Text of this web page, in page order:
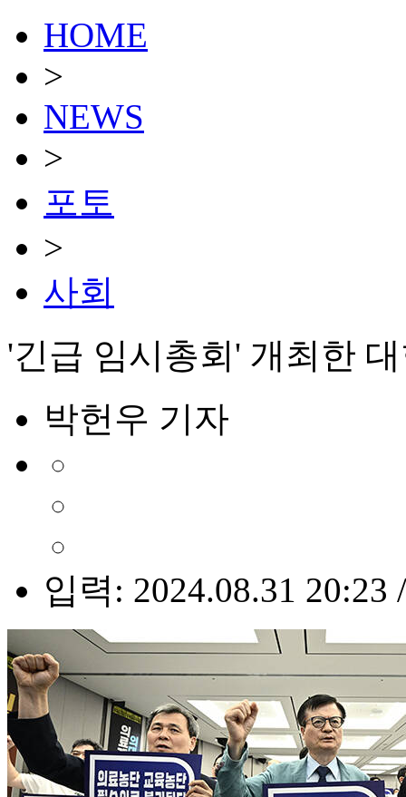
HOME
>
NEWS
>
포토
>
사회
'긴급 임시총회' 개최한
박헌우 기자
입력: 2024.08.31 20:23